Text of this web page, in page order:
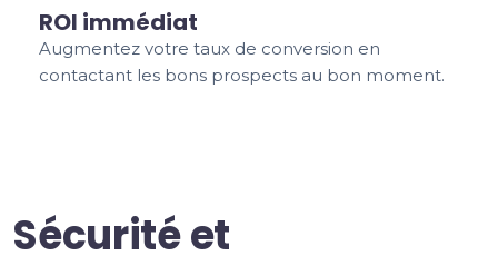
ROI immédiat
Augmentez votre taux de conversion en
contactant les bons prospects au bon moment.
Sécurité et